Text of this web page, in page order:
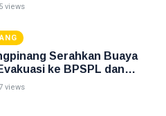
views
Serahkan Buaya
ke BPSPL dan
Lagoi
views